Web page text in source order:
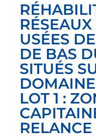
RÉSEAUX
USÉES
DE BAS
SITUÉS
LOT 1 :
RELANCE